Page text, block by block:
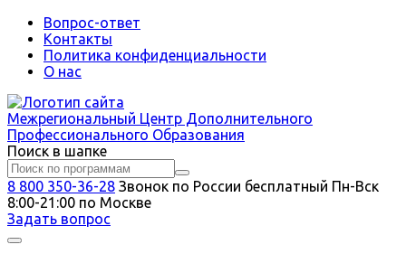
Вопрос-ответ
Контакты
Политика конфиденциальности
О нас
Межрегиональный Центр Дополнительного
Профессионального Образования
Поиск в шапке
8 800 350-36-28 Звонок по России бесплатный Пн-Вск
8:00-21:00 по Москве
Задать вопрос